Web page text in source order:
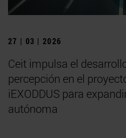
27 | 03 | 2026
Ceit impulsa el
percepción en el
iEXODDUS para
autónoma